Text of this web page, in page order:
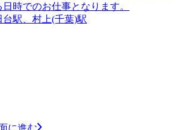
時でのお仕事となります。
駅、村上(千葉)駅
に進む